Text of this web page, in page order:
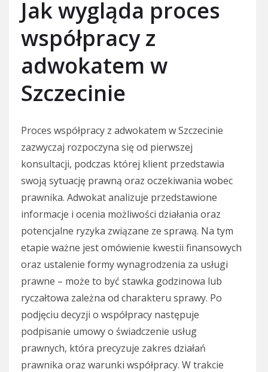
Jak wygląda proces
współpracy z
adwokatem w
Szczecinie
Proces współpracy z adwokatem w Szczecinie
zazwyczaj rozpoczyna się od pierwszej
konsultacji, podczas której klient przedstawia
swoją sytuację prawną oraz oczekiwania wobec
prawnika. Adwokat analizuje przedstawione
informacje i ocenia możliwości działania oraz
potencjalne ryzyka związane ze sprawą. Na tym
etapie ważne jest omówienie kwestii finansowych
oraz ustalenie formy wynagrodzenia za usługi
prawne – może to być stawka godzinowa lub
ryczałtowa zależna od charakteru sprawy. Po
podjęciu decyzji o współpracy następuje
podpisanie umowy o świadczenie usług
prawnych, która precyzuje zakres działań
prawnika oraz warunki współpracy. W trakcie